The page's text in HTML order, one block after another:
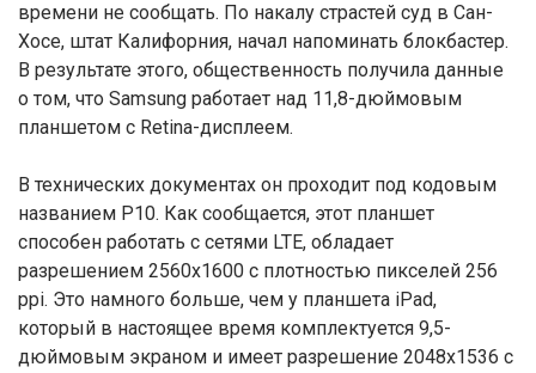
времени не сообщать. По накалу страстей суд в Сан-
Хосе, штат Калифорния, начал напоминать блокбастер.
В результате этого, общественность получила данные
о том, что Samsung работает над 11,8-дюймовым
планшетом с Retina-дисплеем.
В технических документах он проходит под кодовым
названием P10. Как сообщается, этот планшет
способен работать с сетями LTE, обладает
разрешением 2560х1600 с плотностью пикселей 256
ppi. Это намного больше, чем у планшета iPad,
который в настоящее время комплектуется 9,5-
дюймовым экраном и имеет разрешение 2048х1536 с